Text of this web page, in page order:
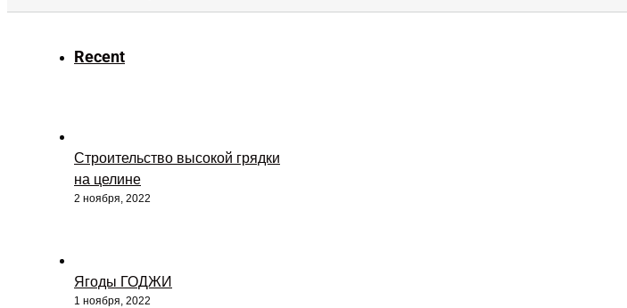
Recent
Строительство высокой грядки
на целине
2 ноября, 2022
Ягоды ГОДЖИ
1 ноября, 2022